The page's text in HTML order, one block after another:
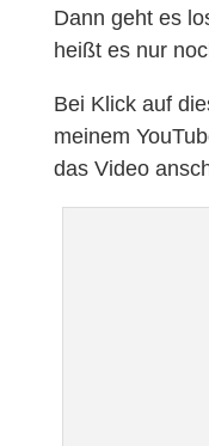
Dann geht es
heißt es nur
Bei Klick auf
meinem
das Video